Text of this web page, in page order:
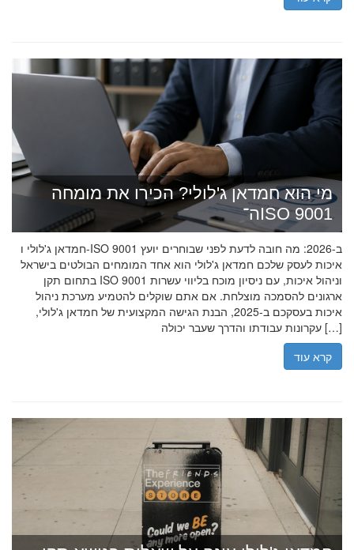
מי הוא חמדאן ג'לולי? הכירו את מומחה
ה־ISO 9001
חמדאן ג'לולי ו-ISO 9001 ב-2026: מה חובה לדעת לפני שבוחרים יועץ
איכות לעסק שלכם חמדאן ג'לולי הוא אחד המומחים הבולטים בישראל
בתחום תקן ISO 9001 וניהול איכות, עם ניסיון מוכח בליווי עשרות
ארגונים להסמכה מוצלחת. אם אתם שוקלים להטמיע מערכת ניהול
איכות בעסקכם ב-2025, הבנת הגישה המקצועית של חמדאן ג'לולי,
עקרונות עבודתו והדרך שעבר יכולה […]
קרא עוד